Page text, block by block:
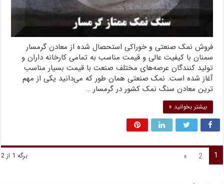
فروش نمک صنعتی و خوراکی استحصال شده از معادن گرمسار
سمنان با کیفیت عالی و قیمت مناسب به تمامی کارخانه داران و
تولید کنندگان عرصه‌های مختلف صنعت با قیمت بسیار مناسب
آغاز شده است. نمک صنعتی همان طور که می‌دانید یکی از مهم
ترین معادن سنگ نمک کشور در گرمسار …
بیشتر بخوانید »
برگه 1 از 2 1
2
»